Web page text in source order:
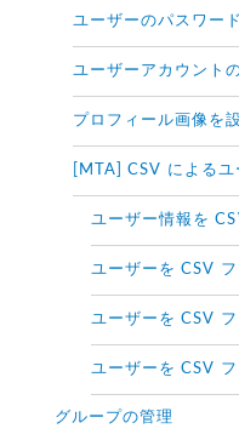
ユーザーのパスワー
ユーザーアカウント
プロフィール画像を
[MTA] CSV による
ユーザー情報を
ユーザーを CSV
ユーザーを CSV
ユーザーを CSV
グループの管理